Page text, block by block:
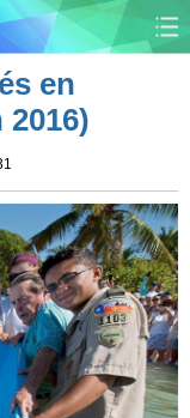
MONDE
SOCIÉTÉ
SPORTS
PLANÈTE
DOCUMENTS
en